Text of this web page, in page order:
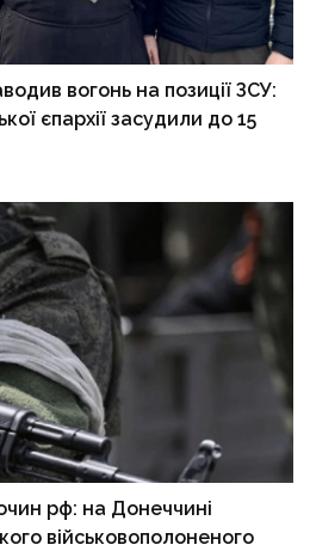
вогонь на позиції ЗСУ:
єпархії засудили до 15
рф: на Донеччині
військовополоненого